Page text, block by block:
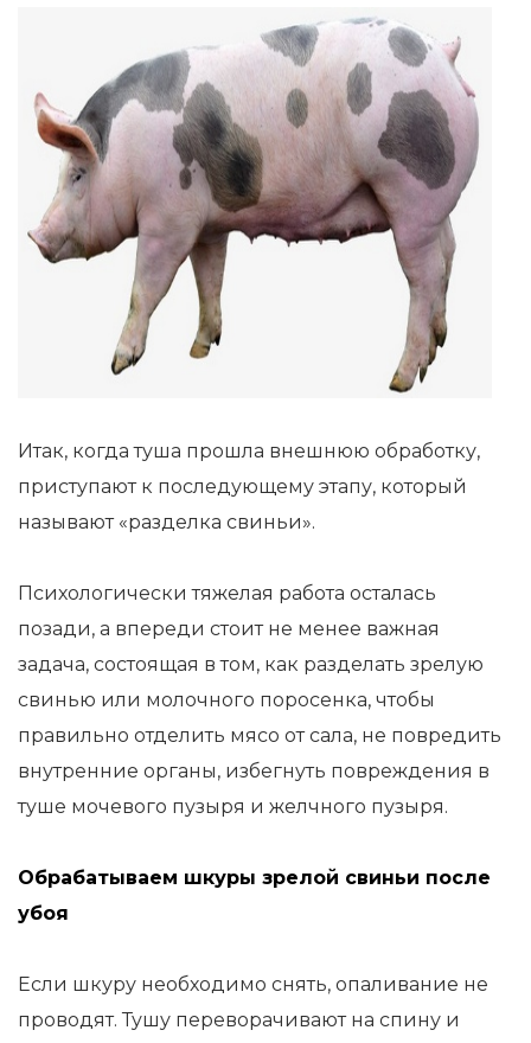
Итак, когда туша прошла внешнюю обработку,
приступают к последующему этапу, который
называют «разделка свиньи».
Психологически тяжелая работа осталась
позади, а впереди стоит не менее важная
задача, состоящая в том, как разделать зрелую
свинью или молочного поросенка, чтобы
правильно отделить мясо от сала, не повредить
внутренние органы, избегнуть повреждения в
туше мочевого пузыря и желчного пузыря.
Обрабатываем шкуры зрелой свиньи после
убоя
Если шкуру необходимо снять, опаливание не
проводят. Тушу переворачивают на спину и